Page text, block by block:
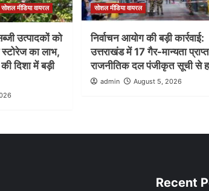
सोशल मीडिया वायरल
उत्पादकों को
का लाभ,
दिशा में बड़ी
सोशल मीडिया वायरल
निर्वाचन आयोग की बड़ी कार्रवाई:
उत्तराखंड में 17 गैर-मान्यता प्राप्त
राजनीतिक दल पंजीकृत सूची से
admin August 5, 2026
Recent